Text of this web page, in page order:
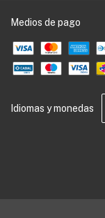
Medios de pago
Idiomas y monedas